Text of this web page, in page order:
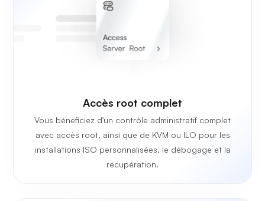
Accès root complet
Vous bénéficiez d'un contrôle administratif complet
avec accès root, ainsi que de KVM ou ILO pour les
installations ISO personnalisées, le débogage et la
récupération.